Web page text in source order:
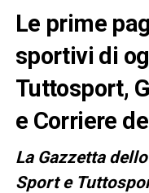
Le prime
sportivi di
Tuttosport,
e Corriere
La Gazzetta
Sport e